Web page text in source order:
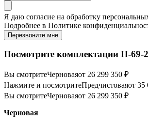
Я даю согласие на обработку
Подробнее в Политике
Перезвоните мне
Посмотрите комплектации Н-69-
Вы смотритеЧерноваяот 26 299 350 ₽
Нажмите и посмотритеПредчистоваяот 35
Вы смотритеЧерноваяот 26 299 350 ₽
Черновая